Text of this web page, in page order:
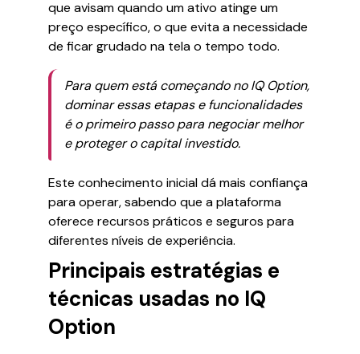
que avisam quando um ativo atinge um
preço específico, o que evita a necessidade
de ficar grudado na tela o tempo todo.
Para quem está começando no IQ Option,
dominar essas etapas e funcionalidades
é o primeiro passo para negociar melhor
e proteger o capital investido.
Este conhecimento inicial dá mais confiança
para operar, sabendo que a plataforma
oferece recursos práticos e seguros para
diferentes níveis de experiência.
Principais estratégias e
técnicas usadas no IQ
Option